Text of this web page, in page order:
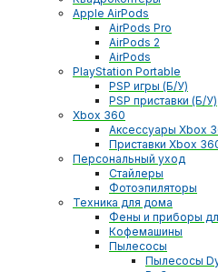
Apple AirPods
AirPods Pro
AirPods 2
AirPods
PlayStation Portable
PSP игры (Б/У)
PSP приставки (Б/У)
Xbox 360
Аксессуары Xbox
Приставки Xbox
Персональный уход
Стайлеры
Фотоэпиляторы
Техника для дома
Фены и приборы
Кофемашины
Пылесосы
Пылесосы